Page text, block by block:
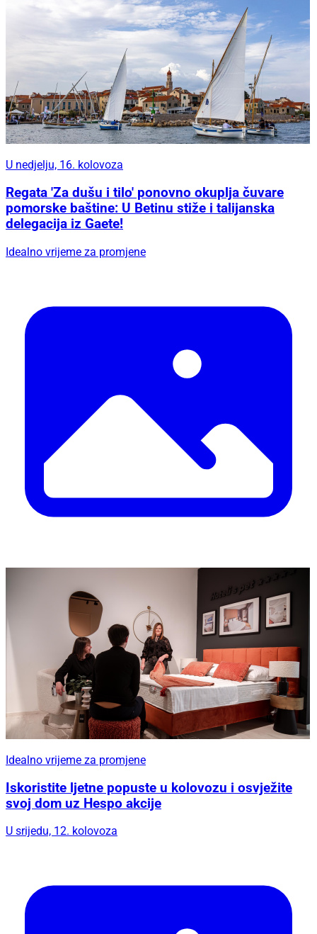
U nedjelju, 16. kolovoza
Regata 'Za dušu i tilo' ponovno okuplja čuvare
pomorske baštine: U Betinu stiže i talijanska
delegacija iz Gaete!
Idealno vrijeme za promjene
Idealno vrijeme za promjene
Iskoristite ljetne popuste u kolovozu i osvježite
svoj dom uz Hespo akcije
U srijedu, 12. kolovoza